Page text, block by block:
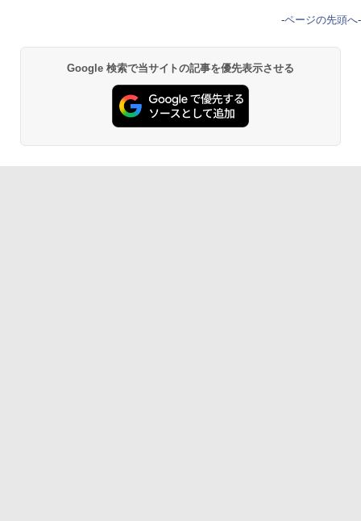
-ページの先頭へ-
Google 検索で当サイトの記事を優先表示させる